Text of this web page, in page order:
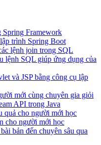
Spring Framework
trình Spring Boot
lệnh join trong SQL
lệnh SQL giúp ứng dụng của
và JSP bằng công cụ lập
mới cùng chuyên gia giỏi
API trong Java
quả cho người mới học
cho người mới học
bản đến chuyên sâu qua